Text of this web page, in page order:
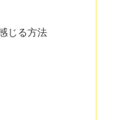
じる方法